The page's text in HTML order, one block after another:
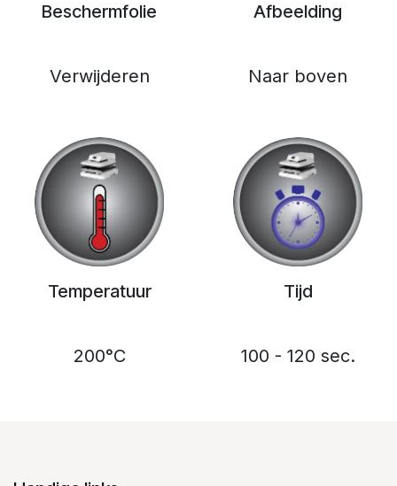
Beschermfolie
Verwijderen
Afbeelding
Naar boven
Temperatuur
200°C
Tijd
100 - 120 sec.